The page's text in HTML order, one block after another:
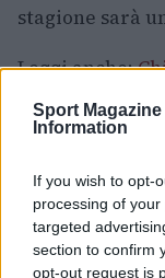
Sport Magazine
Information
If you wish to opt-
processing of
targeted
section to confirm
opt-out request is
stagione sarà
Leggi anche:
sull’arbitro